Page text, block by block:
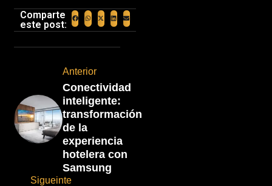
Comparte
este post:
Anterior
Conectividad
inteligente:
transformación
de la
experiencia
hotelera con
Samsung
Sigueinte